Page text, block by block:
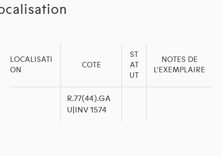
LOCALISATI
ON
COTE
ST
AT
UT
NOTES DE
L'EXEMPLAIRE
R.77(44).GA
U|INV 1574